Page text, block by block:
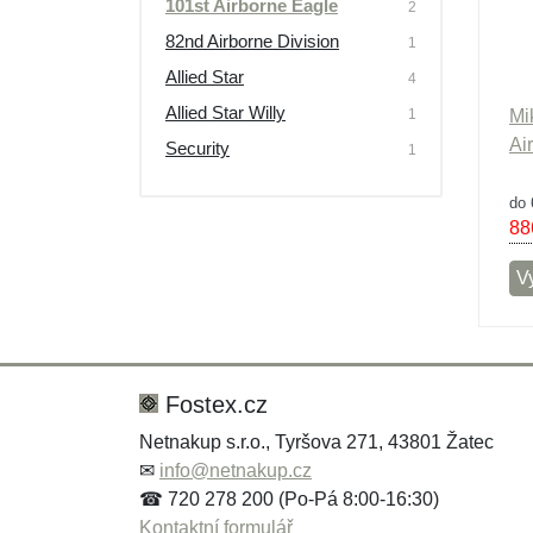
Výprodej
101st Airborne Eagle 2
82nd Airborne Division 1
Allied Star 4
Allied Star Willy 1
Security 1
do
Fostex.cz
Netnakup s.r.o., Tyršova 271, 43801 Žatec
✉ info@netnakup.cz
☎ 720 278 200 (Po-Pá 8:00-16:30)
Kontaktní formulář